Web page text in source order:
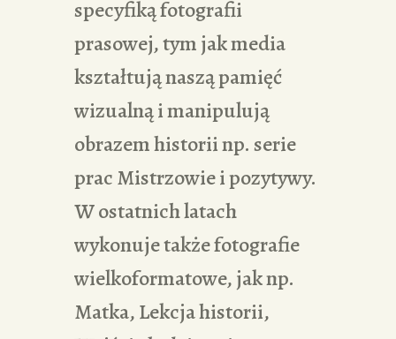
specyfiką fotografii
prasowej, tym jak media
kształtują naszą pamięć
wizualną i manipulują
obrazem historii np. serie
prac Mistrzowie i pozytywy.
W ostatnich latach
wykonuje także fotografie
wielkoformatowe, jak np.
Matka, Lekcja historii,